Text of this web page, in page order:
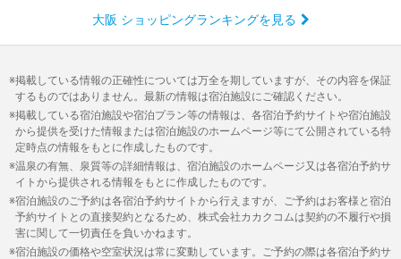
大阪 ショッピングランキングを見る
掲載している情報の正確性については万全を期していますが、その内容を保証
するものではありません。最新の情報は宿泊施設にご確認ください。
掲載している宿泊施設や宿泊プラン等の情報は、各宿泊予約サイトや宿泊施設
から提供を受けた情報または宿泊施設のホームページ等にて公開されている特
定時点の情報をもとに作成したものです。
温泉の有無、泉質等の詳細情報は、宿泊施設のホームページ又は各宿泊予約サ
イトから提供される情報をもとに作成したものです。
宿泊施設のご予約は各宿泊予約サイトから行えますが、ご予約はお客様と宿泊
予約サイトとの直接契約となるため、株式会社カカクコムは契約の不履行や損
害に関して一切責任を負いかねます。
宿泊施設の価格や空室状況は常に変動しています。ご予約の際は各宿泊予約サ